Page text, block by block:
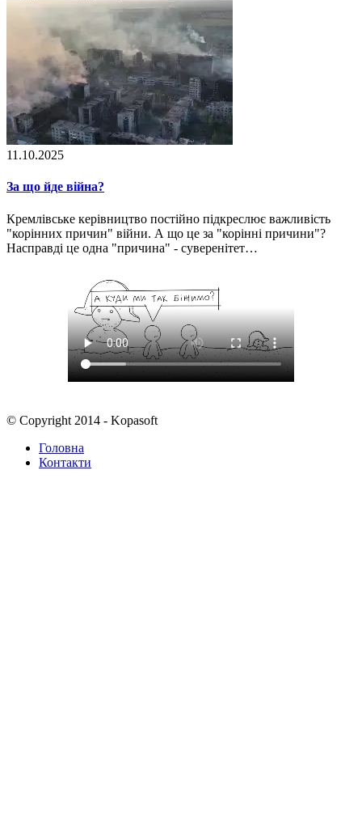
11.10.2025
За що йде війна?
Кремлівське керівництво постійно підкреслює важливість
"корінних причин" війни. А що це за "корінні причини"?
Насправді це одна "причина" - суверенітет…
© Copyright 2014 - Kopasoft
Головна
Контакти